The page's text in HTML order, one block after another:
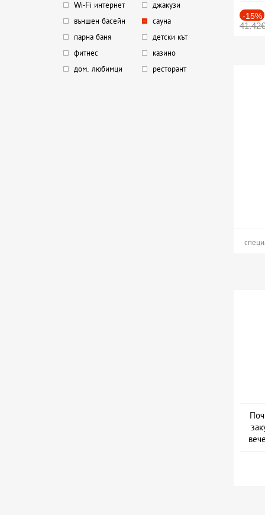
Wi-Fi интернет
джакузи
външен басейн
сауна
парна баня
детски кът
фитнес
казино
дом. любимци
ресторант
-15%
41.42€